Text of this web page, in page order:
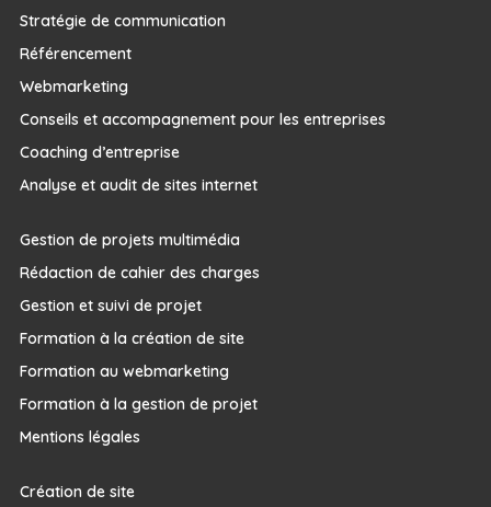
Stratégie de communication
Référencement
Webmarketing
Conseils et accompagnement pour les entreprises
Coaching d’entreprise
Analyse et audit de sites internet
Gestion de projets multimédia
Rédaction de cahier des charges
Gestion et suivi de projet
Formation à la création de site
Formation au webmarketing
Formation à la gestion de projet
Mentions légales
Création de site